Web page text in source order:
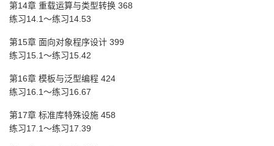
第14章 重载运算与类型转换 368
练习14.1～练习14.53
第15章 面向对象程序设计 399
练习15.1～练习15.42
第16章 模板与泛型编程 424
练习16.1～练习16.67
第17章 标准库特殊设施 458
练习17.1～练习17.39